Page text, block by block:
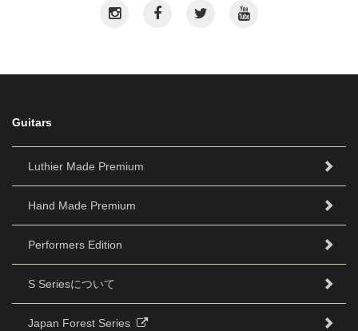
Guitars
Luthier Made Premium
Hand Made Premium
Performers Edition
S Seriesについて
Japan Forest Series